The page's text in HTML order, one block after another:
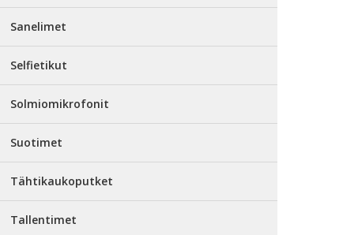
Sanelimet
Selfietikut
Solmiomikrofonit
Suotimet
Tähtikaukoputket
Tallentimet